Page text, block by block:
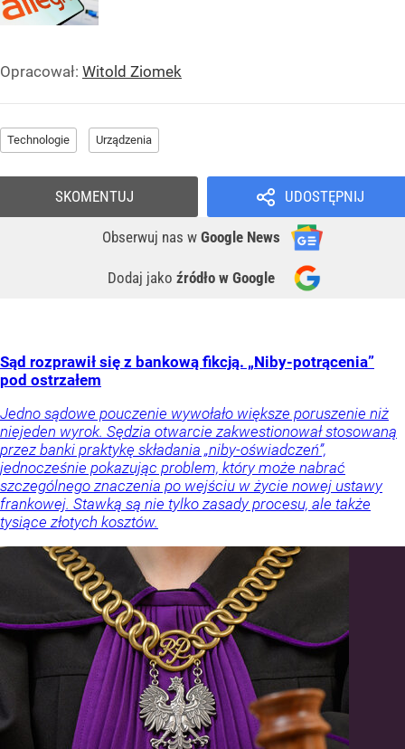
Opracował: Witold Ziomek
Technologie Urządzenia
UDOSTĘPNIJ
Obserwuj nas w Google News
Dodaj jako źródło w Google
SKOMENTUJ
Sąd rozprawił się z bankową fikcją. „Niby-potrącenia”
pod ostrzałem
Jedno sądowe pouczenie wywołało większe poruszenie niż
niejeden wyrok. Sędzia otwarcie zakwestionował stosowaną
przez banki praktykę składania „niby-oświadczeń”,
jednocześnie pokazując problem, który może nabrać
szczególnego znaczenia po wejściu w życie nowej ustawy
frankowej. Stawką są nie tylko zasady procesu, ale także
tysiące złotych kosztów.